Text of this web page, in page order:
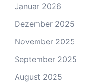
Januar 2026
Dezember 2025
November 2025
September 2025
August 2025